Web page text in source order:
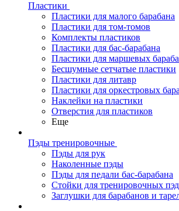
Пластики
Пластики для малого барабана
Пластики для том-томов
Комплекты пластиков
Пластики для бас-барабана
Пластики для маршевых
Бесшумные сетчатые пластики
Пластики для литавр
Пластики для оркестровых
Наклейки на пластики
Отверстия для пластиков
Еще
Пэды тренировочные
Пэды для рук
Наколенные пэды
Пэды для педали бас-барабана
Стойки для тренировочных
Заглушки для барабанов и